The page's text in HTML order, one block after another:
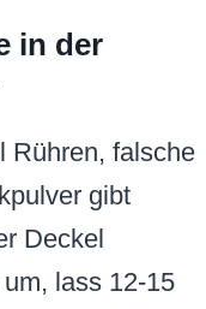
in der
Rühren, falsche
gibt
Deckel
lass 12-15